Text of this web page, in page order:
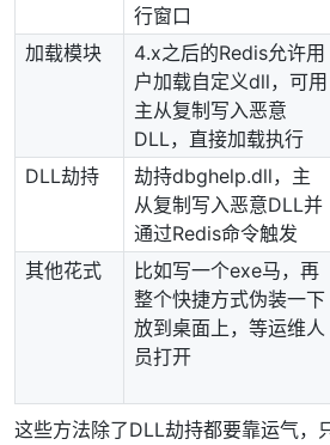
行窗口
加载模块
4.x之后的Redis允许用
户加载自定义dll，可用
主从复制写入恶意
DLL，直接加载执行
DLL劫持
劫持dbghelp.dll，主
从复制写入恶意DLL并
通过Redis命令触发
其他花式
比如写一个exe马，再
整个快捷方式伪装一下
放到桌面上，等运维人
员打开
这些方法除了DLL劫持都要靠运气，